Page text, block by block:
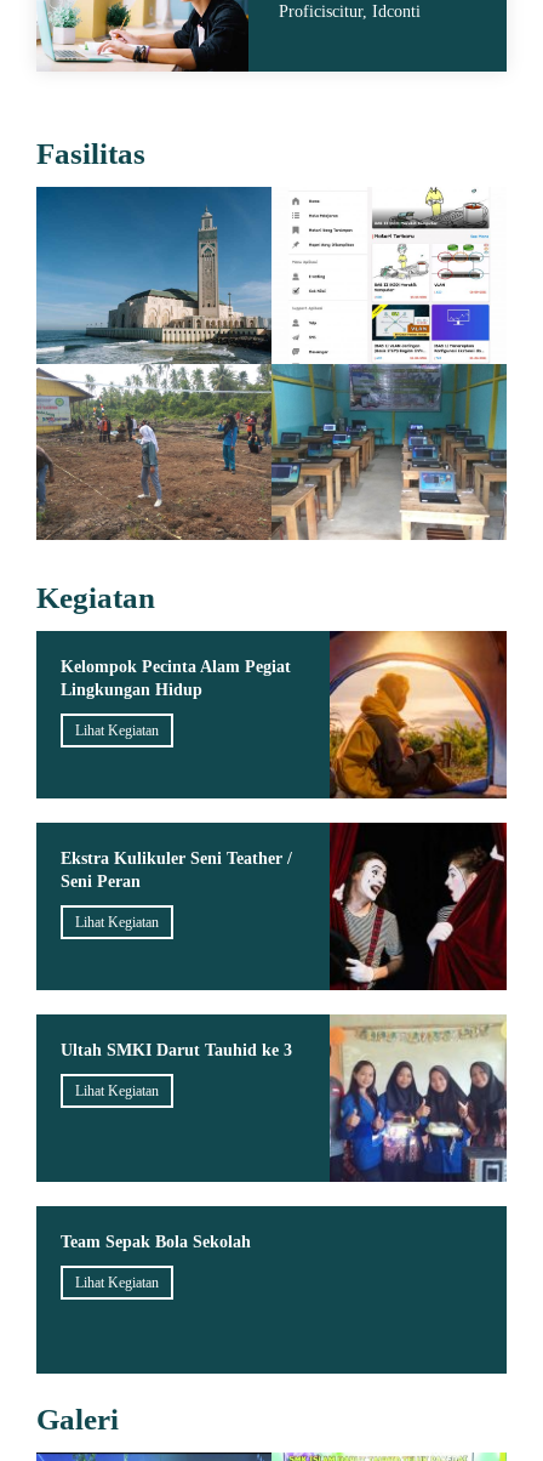
Proficiscitur, Idconti
Fasilitas
Kegiatan
Kelompok Pecinta Alam Pegiat
Lingkungan Hidup
Lihat Kegiatan
Ekstra Kulikuler Seni Teather /
Seni Peran
Lihat Kegiatan
Ultah SMKI Darut Tauhid ke 3
Lihat Kegiatan
Team Sepak Bola Sekolah
Lihat Kegiatan
Galeri